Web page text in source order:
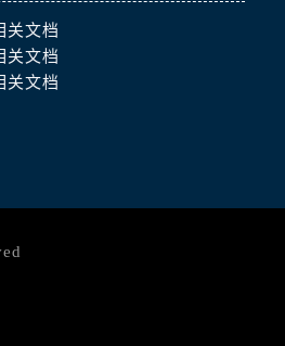
关文档
关文档
关文档